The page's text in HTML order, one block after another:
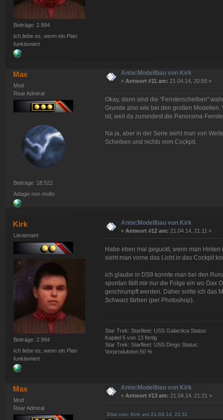
Beiträge: 2.994
Ich liebe es, wenn ein Plan
funktioniert
Max
Mod
Rear Admiral
Beiträge: 18.522
Adagio non molto
Antw:Modellbau von Kirk
« Antwort #11 am: 21.04.14, 20:58 »
Okay, dann sind die "Fensterscheiben"
Grunde also wie bei den großen
ist, weil da zumindest die Panorama-
Na ja, aber in der Serie sieht man von
Scheiben und nichts vom Cockpit.
Kirk
Lieutenant
Beiträge: 2.994
Ich liebe es, wenn ein Plan
funktioniert
Antw:Modellbau von Kirk
« Antwort #12 am: 21.04.14, 21:11 »
Habe eben mal geguckt, wenn man
sieht man vorne das Licht in das Cockpit
ich glaube in DS9 konnte man bei den
spontan fällt mir nur die Folge ein wo Dax
geschrumpft werden. Daher sollte ich das
Schwarz färben (per Photoshop).
Star Trek: Starfleet: USS Galactica Status:
Kapitel 5 von 13 fertig
Star Trek: Starfleet: USS Dingo Status:
Vorproduktion 50 %
Max
Mod
Rear Admiral
Antw:Modellbau von Kirk
« Antwort #13 am: 21.04.14, 21:21 »
Zitat von: Kirk am 21.04.14, 21:11